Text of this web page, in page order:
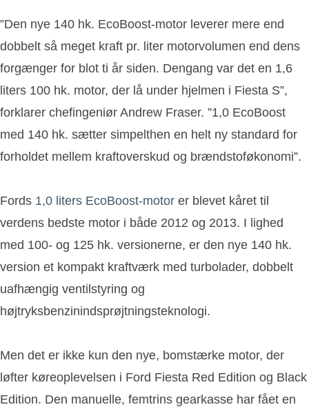
”Den nye 140 hk. EcoBoost-motor leverer mere end
dobbelt så meget kraft pr. liter motorvolumen end dens
forgænger for blot ti år siden. Dengang var det en 1,6
liters 100 hk. motor, der lå under hjelmen i Fiesta S”,
forklarer chefingeniør Andrew Fraser. ”1,0 EcoBoost
med 140 hk. sætter simpelthen en helt ny standard for
forholdet mellem kraftoverskud og brændstoføkonomi”.
Fords 1,0 liters EcoBoost-motor er blevet kåret til
verdens bedste motor i både 2012 og 2013. I lighed
med 100- og 125 hk. versionerne, er den nye 140 hk.
version et kompakt kraftværk med turbolader, dobbelt
uafhængig ventilstyring og
højtryksbenzinindsprøjtningsteknologi.
Men det er ikke kun den nye, bomstærke motor, der
løfter køreoplevelsen i Ford Fiesta Red Edition og Black
Edition. Den manuelle, femtrins gearkasse har fået en